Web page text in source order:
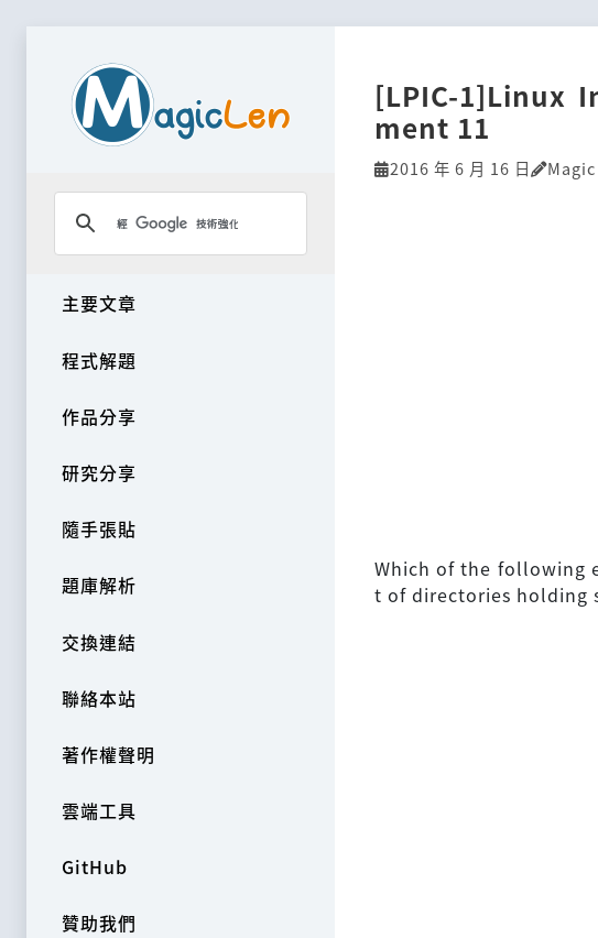
主要文章
程式解題
作品分享
研究分享
隨手張貼
題庫解析
交換連結
聯絡本站
著作權聲明
雲端工具
GitHub
贊助我們
[LPIC-1]Linux
ment 11
2016 年 6 月 16 日
Which of the following
t of directories holding